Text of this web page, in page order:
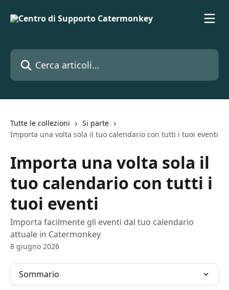
Cerca articoli…
Tutte le collezioni
Si parte
Importa una volta sola il tuo calendario con tutti i tuoi eventi
Importa una volta sola il
tuo calendario con tutti i
tuoi eventi
Importa facilmente gli eventi dal tuo calendario
attuale in Catermonkey
8 giugno 2026
Sommario